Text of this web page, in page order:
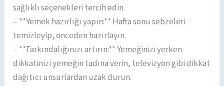
sağlıklı seçenekleri tercih edin.
– **Yemek hazırlığı yapın:** Hafta sonu sebzeleri
temizleyip, önceden hazırlayın.
– **Farkındalığınızı artırın:** Yemeğinizi yerken
dikkatinizi yemeğin tadına verin, televizyon gibi dikkat
dağıtıcı unsurlardan uzak durun.